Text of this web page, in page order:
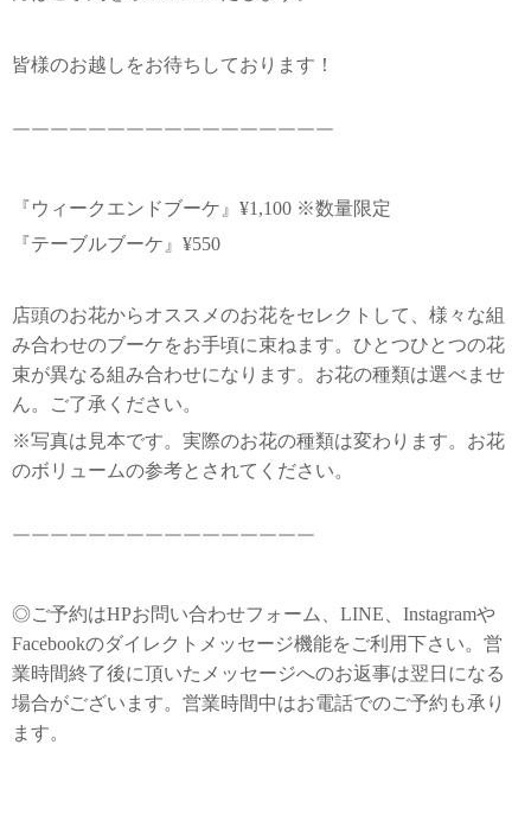
皆様のお越しをお待ちしております！
￣￣￣￣￣￣￣￣￣￣￣￣￣￣￣￣￣
『ウィークエンドブーケ』¥1,100 ※数量限定
『テーブルブーケ』¥550
店頭のお花からオススメのお花をセレクトして、様々な組
み合わせのブーケをお手頃に束ねます。ひとつひとつの花
束が異なる組み合わせになります。お花の種類は選べませ
ん。ご了承ください。
※写真は見本です。実際のお花の種類は変わります。お花
のボリュームの参考とされてください。
￣￣￣￣￣￣￣￣￣￣￣￣￣￣￣￣
◎ご予約はHPお問い合わせフォーム、LINE、Instagramや
Facebookのダイレクトメッセージ機能をご利用下さい。営
業時間終了後に頂いたメッセージへのお返事は翌日になる
場合がございます。営業時間中はお電話でのご予約も承り
ます。